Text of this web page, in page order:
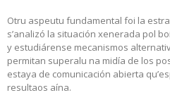
Otru aspeutu fundamental foi la
s’analizó la situación xenerada pol
y estudiárense mecanismos
permitan superalu na midía de los
estaya de comunicación abierta
resultaos aína.